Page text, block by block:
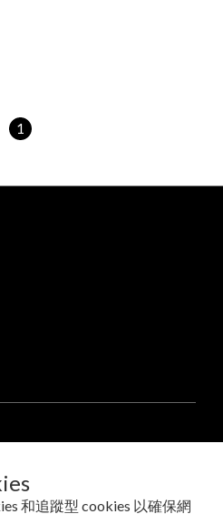
和追蹤型 cookies 以確保網
1
Taipei International Co., Ltd.